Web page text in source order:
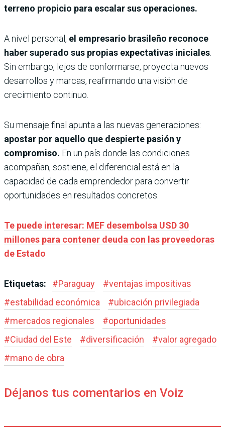
terreno propicio para escalar sus operaciones.
A nivel personal, el empresario brasileño reconoce
haber superado sus propias expectativas iniciales
Sin embargo, lejos de conformarse, proyecta nuevos
desarrollos y marcas, reafirmando una visión de
crecimiento continuo.
Su mensaje final apunta a las nuevas generaciones:
apostar por aquello que despierte pasión y
compromiso. En un país donde las condiciones
acompañan, sostiene, el diferencial está en la
capacidad de cada emprendedor para convertir
oportunidades en resultados concretos.
Te puede interesar: MEF desembolsa USD 30
millones para contener deuda con las proveedoras
de Estado
Etiquetas: #Paraguay #ventajas impositivas
#estabilidad económica #ubicación privilegiada
#mercados regionales #oportunidades
#Ciudad del Este #diversificación #valor agregado
#mano de obra
Déjanos tus comentarios en Voiz